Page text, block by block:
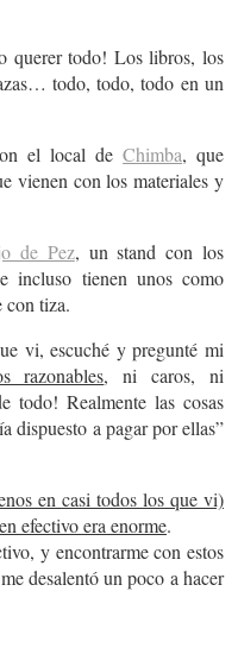
querer todo! Los libros, los
todo, todo, todo en un
el local deChimba, que
vienen con los materiales y
de Pez, un stand con los
incluso tienen unos como
con tiza.
vi, escuché y pregunté mi
razonables, ni caros, ni
todo! Realmente las cosas
dispuesto a pagar por ellas”
en casi todos los que vi)
efectivo era enorme.
y encontrarme con estos
desalentó un poco a hacer